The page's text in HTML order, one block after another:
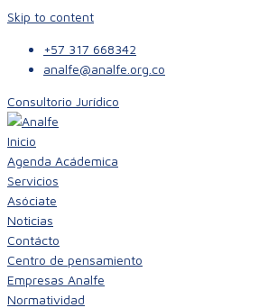
Skip to content
+57 317 668342
analfe@analfe.org.co
Consultorio Jurídico
Inicio
Agenda Acádemica
Servicios
Asóciate
Noticias
Contácto
Centro de pensamiento
Empresas Analfe
Normatividad